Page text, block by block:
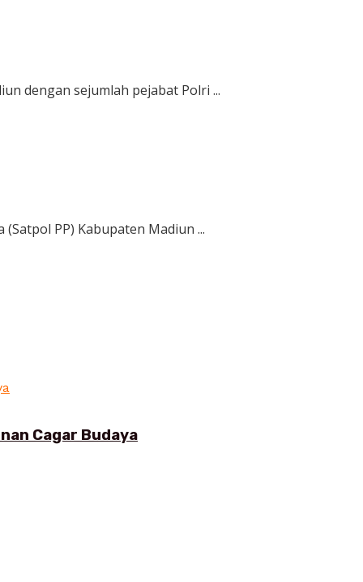
dengan sejumlah pejabat Polri ...
PP) Kabupaten Madiun ...
Cagar Budaya